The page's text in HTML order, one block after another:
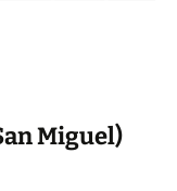
Miguel)